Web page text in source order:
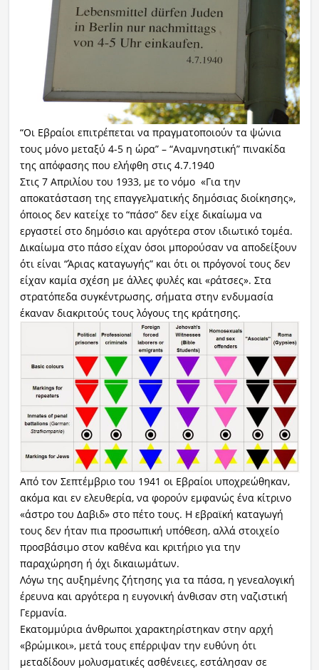
“Οι Εβραίοι επιτρέπεται να πραγματοποιούν τα ψώνια
τους μόνο μεταξύ 4-5 η ώρα” – “Αναμνηστική” πινακίδα
της απόφασης που ελήφθη στις 4.7.1940
Στις 7 Απριλίου του 1933, με το νόμο «Για την
αποκατάσταση της επαγγελματικής δημόσιας διοίκησης»,
όποιος δεν κατείχε το “πάσο” δεν είχε δικαίωμα να
εργαστεί στο δημόσιο και αργότερα στον ιδιωτικό τομέα.
Δικαίωμα στο πάσο είχαν όσοι μπορούσαν να αποδείξουν
ότι είναι “Άριας καταγωγής” και ότι οι πρόγονοί τους δεν
είχαν καμία σχέση με άλλες φυλές και «ράτσες». Στα
στρατόπεδα συγκέντρωσης, σήματα στην ενδυμασία
έκαναν διακριτούς τους λόγους της κράτησης.
Από τον Σεπτέμβριο του 1941 οι Εβραίοι υποχρεώθηκαν,
ακόμα και εν ελευθερία, να φορούν εμφανώς ένα κίτρινο
«άστρο του Δαβιδ» στο πέτο τους. Η εβραϊκή καταγωγή
τους δεν ήταν πια προσωπική υπόθεση, αλλά στοιχείο
προσβάσιμο στον καθένα και κριτήριο για την
παραχώρηση ή όχι δικαιωμάτων.
Λόγω της αυξημένης ζήτησης για τα πάσα, η γενεαλογική
έρευνα και αργότερα η ευγονική άνθισαν στη ναζιστική
Γερμανία.
Εκατομμύρια άνθρωποι χαρακτηρίστηκαν στην αρχή
«βρώμικοι», μετά τους επέρριψαν την ευθύνη ότι
μεταδίδουν μολυσματικές ασθένειες, εστάλησαν σε